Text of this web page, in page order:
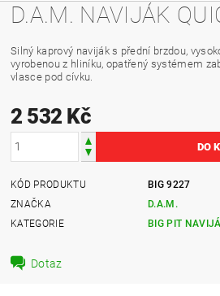
D.A.M. NAVIJÁK
Silný kaprový naviják s přední brzdou,
vyrobenou z hliníku, opatřený systémem
vlasce pod cívku.
2 532 Kč
KÓD PRODUKTU
BIG 9227
ZNAČKA
D.A.M.
KATEGORIE
BIG PIT
Dotaz